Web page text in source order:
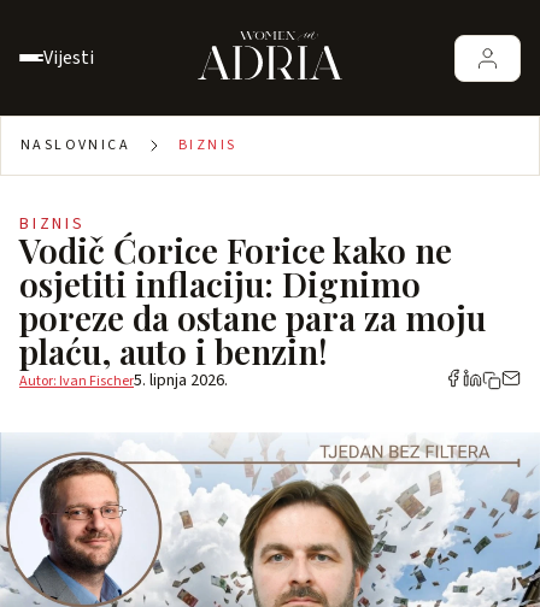
Vijesti
NASLOVNICA BIZNIS
BIZNIS
Vodič Ćorice Forice kako ne
osjetiti inflaciju: Dignimo
poreze da ostane para za moju
plaću, auto i benzin!
Autor: Ivan Fischer5. lipnja 2026.